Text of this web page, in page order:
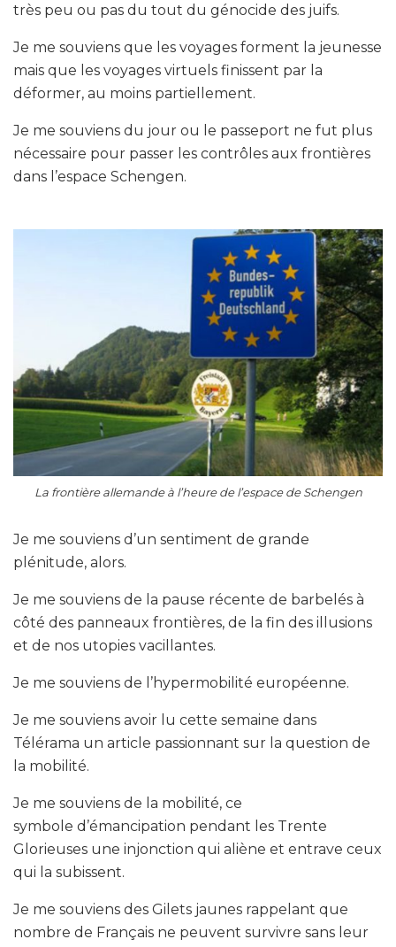
très peu ou pas du tout du génocide des juifs.
Je me souviens que les voyages forment la jeunesse
mais que les voyages virtuels finissent par la
déformer, au moins partiellement.
Je me souviens du jour ou le passeport ne fut plus
nécessaire pour passer les contrôles aux frontières
dans l’espace Schengen.
La frontière allemande à l’heure de l’espace de Schengen
Je me souviens d’un sentiment de grande
plénitude, alors.
Je me souviens de la pause récente de barbelés à
côté des panneaux frontières, de la fin des illusions
et de nos utopies vacillantes.
Je me souviens de l’hypermobilité européenne.
Je me souviens avoir lu cette semaine dans
Télérama un article passionnant sur la question de
la mobilité.
Je me souviens de la mobilité, ce
symbole d’émancipation pendant les Trente
Glorieuses une injonction qui aliène et entrave ceux
qui la subissent.
Je me souviens des Gilets jaunes rappelant que
nombre de Français ne peuvent survivre sans leur